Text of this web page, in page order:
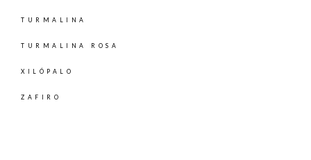
TURMALINA
TURMALINA ROSA
XILÓPALO
ZAFIRO